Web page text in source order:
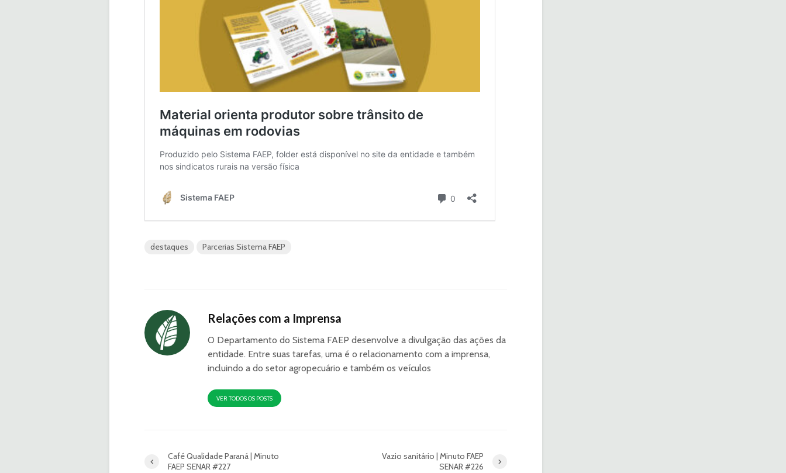
destaques Parcerias Sistema FAEP
Relações com a Imprensa
O Departamento do Sistema FAEP desenvolve a divulgação das ações da
entidade. Entre suas tarefas, uma é o relacionamento com a imprensa,
incluindo a do setor agropecuário e também os veículos
VER TODOS OS POSTS
Café Qualidade Paraná | Minuto
FAEP SENAR #227
Vazio sanitário | Minuto FAEP
SENAR #226